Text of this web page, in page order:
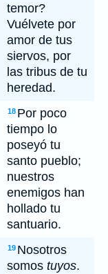
temor?
Vuélvete por
amor de tus
siervos, por
las tribus de tu
heredad.
18 Por poco
tiempo lo
poseyó tu
santo pueblo;
nuestros
enemigos han
hollado tu
santuario.
19 Nosotros
somos tuyos.